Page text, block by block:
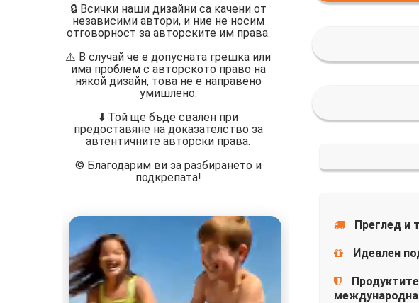
🔒 Всички наши дизайни са качени от
независими автори, и ние не носим
отговорност за авторските им права.
⚠️ В случай че е допусната грешка или
има проблем с авторското право на
някой дизайн, това не е направено
умишлено.
⬇️ Той ще бъде свален при
предоставяне на доказателство за
автентичните авторски права.
©️ Благодарим ви за разбирането и
подкрепата!
Преглед и
Идеален